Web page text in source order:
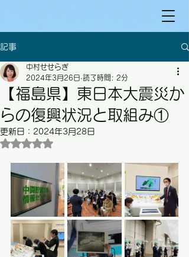
記事
【福島県】東日本大震災か
らの復興状況と取組み①
中村せせらぎ
2024年3月26日 読了時間: 2分
更新日： 2024年3月28日
5つ星のうちNaNと評価されています。